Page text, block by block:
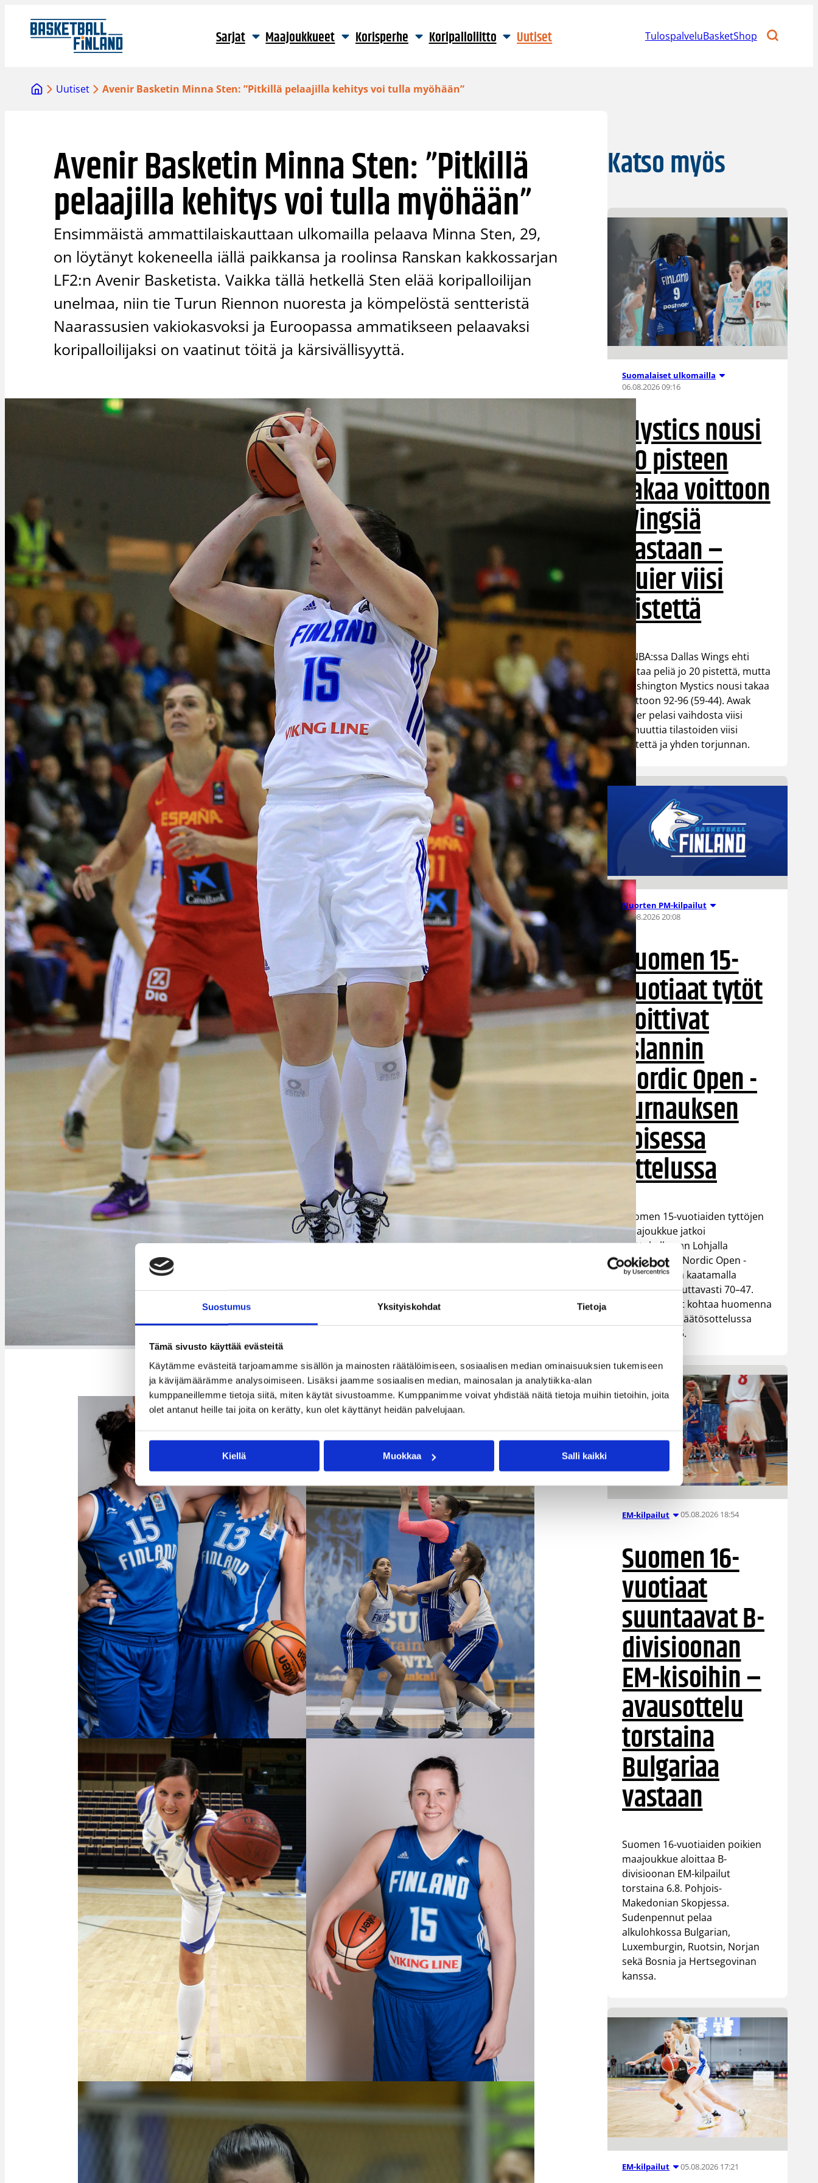
Suostumus Yksityiskohdat Tietoja
Tämä sivusto käyttää evästeitä
Käytämme evästeitä tarjoamamme sisällön ja mainosten räätälöimiseen, sosiaalisen median ominaisuuksien tukemiseen
ja kävijämäärämme analysoimiseen. Lisäksi jaamme sosiaalisen median, mainosalan ja analytiikka-alan
kumppaneillemme tietoja siitä, miten käytät sivustoamme. Kumppanimme voivat yhdistää näitä tietoja muihin tietoihin, joita
olet antanut heille tai joita on kerätty, kun olet käyttänyt heidän palvelujaan.
Kiellä Muokkaa Salli kaikki
sisältöön
Sarjat Maajoukkueet Korisperhe Koripalloliitto Uutiset TulospalveluBasketShop
Uutiset Avenir Basketin Minna Sten: ”Pitkillä pelaajilla kehitys voi tulla myöhään”
Avenir Basketin Minna Sten: ”Pitkillä
pelaajilla kehitys voi tulla myöhään”
Ensimmäistä ammattilaiskauttaan ulkomailla pelaava Minna Sten, 29,
on löytänyt kokeneella iällä paikkansa ja roolinsa Ranskan kakkossarjan
LF2:n Avenir Basketista. Vaikka tällä hetkellä Sten elää koripalloilijan
unelmaa, niin tie Turun Riennon nuoresta ja kömpelöstä sentteristä
Naarassusien vakiokasvoksi ja Euroopassa ammatikseen pelaavaksi
koripalloilijaksi on vaatinut töitä ja kärsivällisyyttä.
Katso myös
Suomalaiset ulkomailla
06.08.2026 09:16
Mystics nousi
20 pisteen
takaa voittoon
Wingsiä
vastaan –
Kuier viisi
pistettä
WNBA:ssa Dallas Wings ehti
johtaa peliä jo 20 pistettä, mutta
Washington Mystics nousi takaa
voittoon 92-96 (59-44). Awak
Kuier pelasi vaihdosta viisi
minuuttia tilastoiden viisi
pistettä ja yhden torjunnan.
Nuorten PM-kilpailut
05.08.2026 20:08
Suomen 15-
vuotiaat tytöt
voittivat
Islannin
Nordic Open -
turnauksen
toisessa
ottelussa
Suomen 15-vuotiaiden tyttöjen
maajoukkue jatkoi
voittokulkuaan Lohjalla
pelattavassa Nordic Open -
turnauksessa kaatamalla
Islannin vakuuttavasti 70–47.
Sudenpennut kohtaa huomenna
turnauksen päätösottelussa
Latvian klo 15.
EM-kilpailut 05.08.2026 18:54
Suomen 16-
vuotiaat
suuntaavat B-
divisioonan
EM-kisoihin –
avausottelu
torstaina
Bulgariaa
vastaan
Suomen 16-vuotiaiden poikien
maajoukkue aloittaa B-
divisioonan EM-kilpailut
torstaina 6.8. Pohjois-
Makedonian Skopjessa.
Sudenpennut pelaa
alkulohkossa Bulgarian,
Luxemburgin, Ruotsin, Norjan
sekä Bosnia ja Hertsegovinan
kanssa.
EM-kilpailut 05.08.2026 17:21